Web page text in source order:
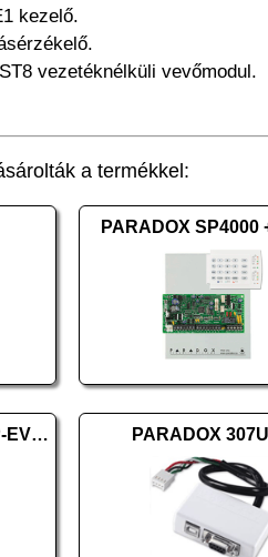
kezelő.
vezetéknélküli vevőmodul.
a termékkel:
PARADOX SP4000
PARADOX Digiplex DGP-EVO192 + K641BL+ PARADOX